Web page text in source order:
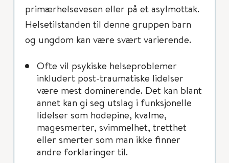
primærhelsevesen eller på et asylmottak.
Helsetilstanden til denne gruppen barn
og ungdom kan være svært varierende.
Ofte vil psykiske helseproblemer
inkludert post-traumatiske lidelser
være mest dominerende. Det kan blant
annet kan gi seg utslag i funksjonelle
lidelser som hodepine, kvalme,
magesmerter, svimmelhet, tretthet
eller smerter som man ikke finner
andre forklaringer til.